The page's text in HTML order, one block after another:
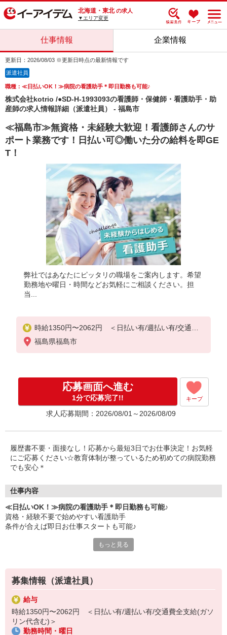
北海道・東北 の求人
▼エリア変更
仕事情報 企業情報
更新日：2026/08/03 ※更新日時点の最新情報です
派遣社員
職種：≪日払いOK！≫病院の看護助手＊即日勤務も可能♪
株式会社kotrio /●SD-H-1993093の看護師・保健師・看護助手・助
産師の求人情報詳細（派遣社員） - 福島市
≪福島市≫無資格・未経験大歓迎！看護師さんのサ
ポート業務です！日払い可◎働いた分の給料を即GE
T！
弊社ではあなたにピッタリの職場をご案内します。希望
勤務地や曜日・時間などお気軽にご相談ください。担
当...
時給1350円〜2062円 ＜日払い有/週払い有/交通費
全支給(ガソリン代含む)＞
福島県福島市
応募画面へ進む
1分で応募完了!! キープ
求人応募期間：2026/08/01～2026/08/09
履歴書不要・面接なし！応募から最短3日でお仕事決定！お気軽
にご応募ください☆教育体制が整っているため初めての病院勤務
でも安心＊
仕事内容
≪日払いOK！≫病院の看護助手＊即日勤務も可能♪
資格・経験不要で始めやすい看護助手
条件が合えば即日お仕事スタートも可能♪
・環境整備
⇒病室の清掃、シーツ交換、医療器具・備品の洗浄など
看護師さんの補助業務
⇒検査や治療への付き添い、書類整理など
20代・30代・40代活躍中！
人のお世話をするのが好きな方、医療・介護の仕事に興味のある方
もっと見る
募集情報（派遣社員）
給与
時給1350円〜2062円 ＜日払い有/週払い有/交通費全支給(ガソ
リン代含む)＞
勤務時間・曜日